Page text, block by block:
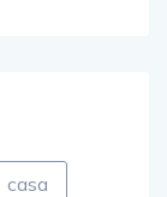
casa